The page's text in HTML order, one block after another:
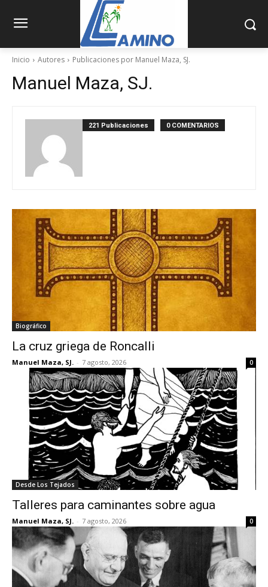
Inicio Autores Publicaciones por Manuel Maza, SJ.
Manuel Maza, SJ.
221 Publicaciones 0 COMENTARIOS
Biográfico
La cruz griega de Roncalli
Manuel Maza, SJ. - 7 agosto, 2026 0
Desde Los Tejados
Talleres para caminantes sobre agua
Manuel Maza, SJ. - 7 agosto, 2026 0